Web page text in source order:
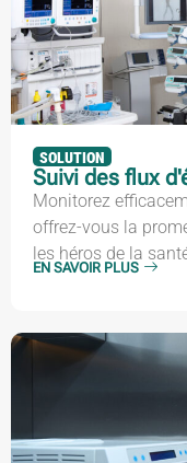
SOLUTION
Suivi des flux
Monitorez
offrez-vous la
les héros de la
EN SAVOIR PLUS